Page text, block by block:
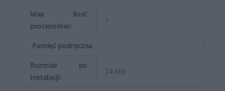
10-gigabitowej sieci Ethernet. Funkcje systemu są
„skrojone na miarę” do obsługi plików/wydruków,
dedykowanej grupy roboczej, wiadomości e-mail oraz
small form factor. Dzięki kolejnej generacji w zakresie
Max ilość
procesorów:
1
Pamięć podręczna
Rozmiar po
Instalacji:
24 MB